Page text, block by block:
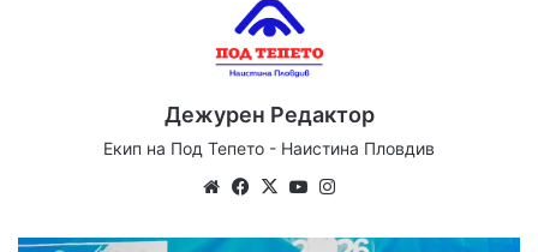
Дежурен Редактор
Екип на Под Тепето - Наистина Пловдив
We
te
Fa
bo
X
Yo
ub ra